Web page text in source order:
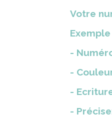
Votre
Exemple
-
-
-
-